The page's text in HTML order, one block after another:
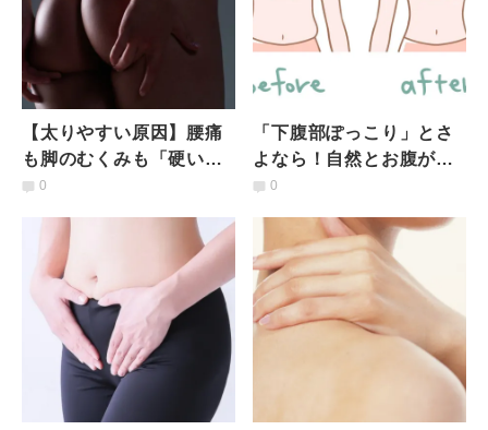
【太りやすい原因】腰痛
も脚のむくみも「硬いお
尻」が原因！続けるだけ
ッチ」
0
「下腹部ぽっこり」とさ
よなら！自然とお腹が薄
くなる広背筋ほぐしスト
0